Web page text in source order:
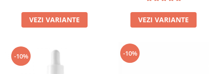
VEZI VARIANTE VEZI VARIANTE
-10% -10%